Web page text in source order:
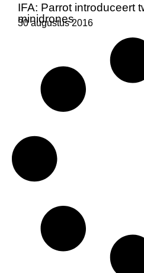
IFA: Parrot introduceert
minidrones
30 augustus 2016